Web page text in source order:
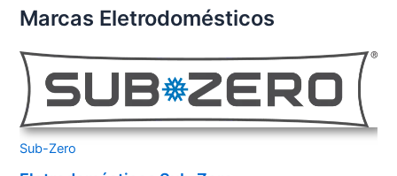
Marcas Eletrodomésticos
Sub-Zero